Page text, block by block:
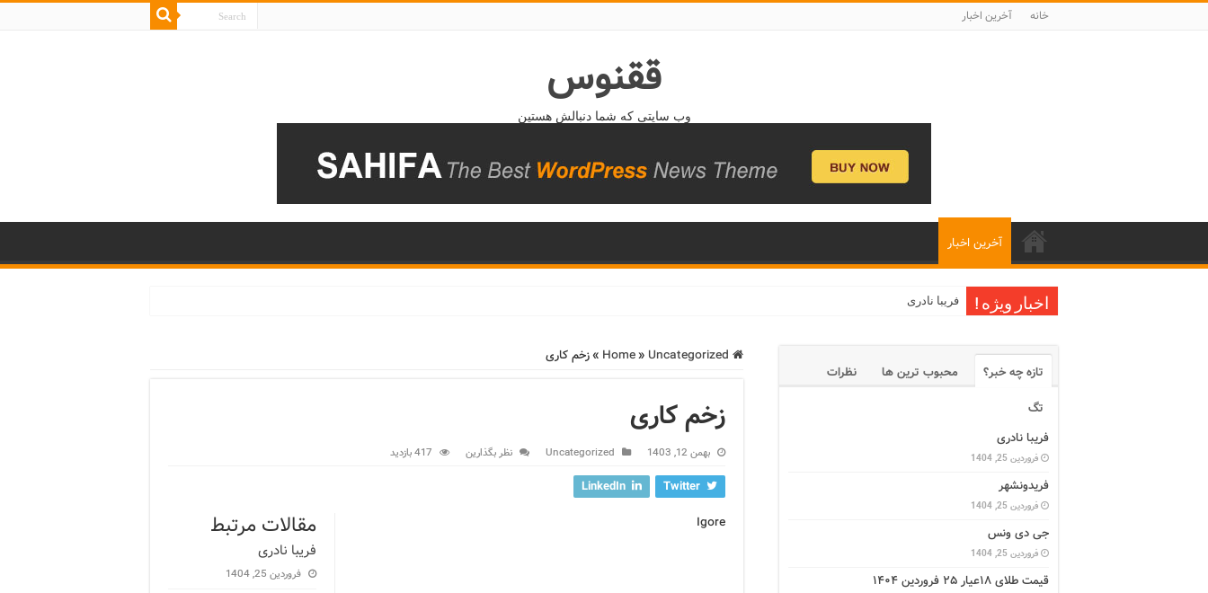
خانه آخرین اخبار
ققنوس
وب سایتی که شما دنبالش هستین
آخرین اخبار
اخبار ویژه ! فریبا نادری
» Uncategorized
»زخم کاری
زخم کاری
بهمن 12, 1403 Uncategorized نظر بگذارین 417 بازدید
Twitter
LinkedIn
مقالات مرتبط
فریبا نادری
فروردین 25, 1404
Igore
تازه چه خبر؟ محبوب ترین ها
نظرات
تگ
فریبا نادری
فروردین 25, 1404
فریدونشهر
فروردین 25, 1404
جی دی ونس
فروردین 25, 1404
قیمت طلای ۱۸عیار ۲۵ فروردین ۱۴۰۴